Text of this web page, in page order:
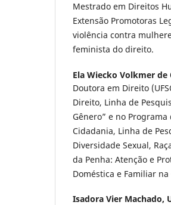
Mestrado em Direitos
Extensão Promotoras
violência contra
feminista do direito.
Ela Wiecko Volkmer de
Doutora em Direito
Direito, Linha de
Gênero” e no
Cidadania, Linha de
Diversidade Sexual,
da Penha: Atenção e
Doméstica e Familiar
Isadora Vier Machado,